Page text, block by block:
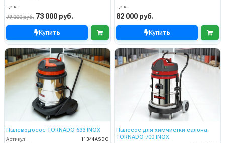
Цена
79 000 руб. 73 000 руб.
Купить
Цена
82 000 руб.
Купить
Пылеводосос TORNADO 633 INOX
Артикул
11344 ASDO
Пылесос для химчистки салона
TORNADO 700 INOX